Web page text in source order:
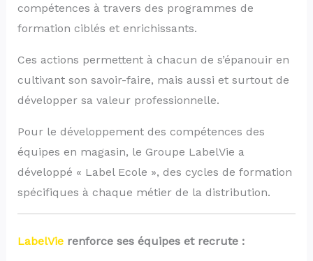
compétences à travers des programmes de
formation ciblés et enrichissants.
Ces actions permettent à chacun de s’épanouir en
cultivant son savoir-faire, mais aussi et surtout de
développer sa valeur professionnelle.
Pour le développement des compétences des
équipes en magasin, le Groupe LabelVie a
développé « Label Ecole », des cycles de formation
spécifiques à chaque métier de la distribution.
LabelVierenforce ses équipes et recrute :